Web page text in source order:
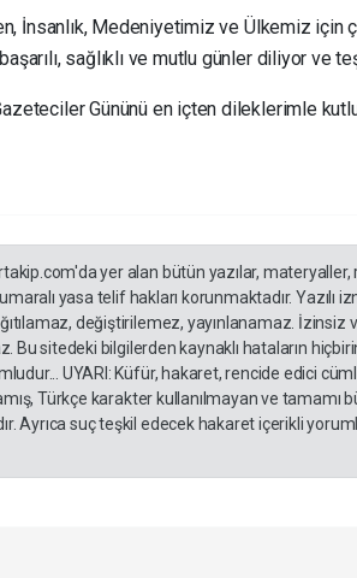
İnsanlık, Medeniyetimiz ve Ülkemiz için
sağlıklı ve mutlu günler diliyor ve
Gününü en içten dileklerimle
yer alan bütün yazılar, materyaller,
yasa telif hakları korunmaktadır. Yazılı
değiştirilemez, yayınlanamaz.
Bu sitedeki bilgilerden kaynaklı hataların
UYARI: Küfür, hakaret, rencide edici
Türkçe karakter kullanılmayan ve tamamı
Ayrıca suç teşkil edecek hakaret içerikli